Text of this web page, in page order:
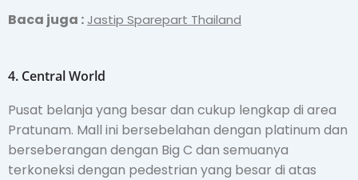
Baca juga : Jastip Sparepart Thailand
4. Central World
Pusat belanja yang besar dan cukup lengkap di area
Pratunam. Mall ini bersebelahan dengan platinum dan
berseberangan dengan Big C dan semuanya
terkoneksi dengan pedestrian yang besar di atas